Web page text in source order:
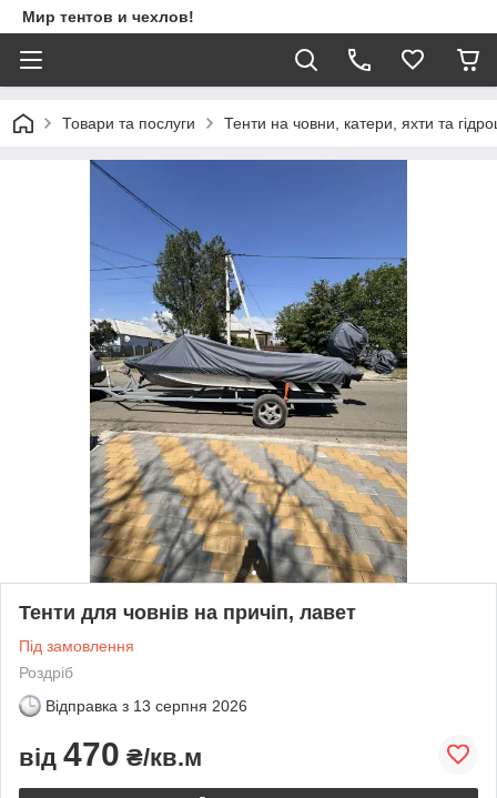
Мир тентов и чехлов!
Товари та послуги Тенти на човни, катери, яхти та
Тенти для човнів на причіп, лавет
Під замовлення
Роздріб
Відправка з 13 серпня 2026
від 470 ₴/кв.м